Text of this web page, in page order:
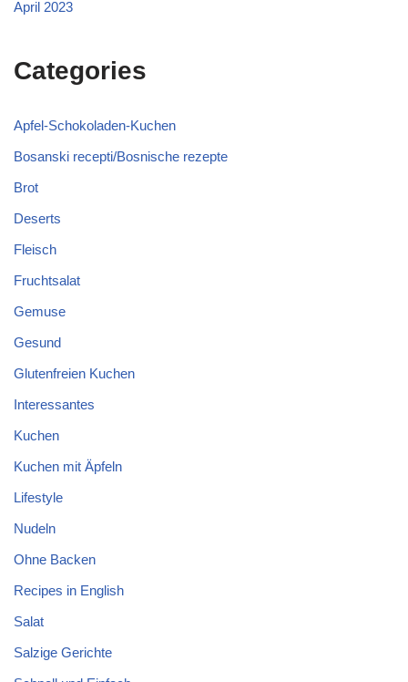
April 2023
Categories
Apfel-Schokoladen-Kuchen
Bosanski recepti/Bosnische rezepte
Brot
Deserts
Fleisch
Fruchtsalat
Gemuse
Gesund
Glutenfreien Kuchen
Interessantes
Kuchen
Kuchen mit Äpfeln
Lifestyle
Nudeln
Ohne Backen
Recipes in English
Salat
Salzige Gerichte